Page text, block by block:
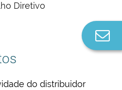
Diretivo
do distribuidor